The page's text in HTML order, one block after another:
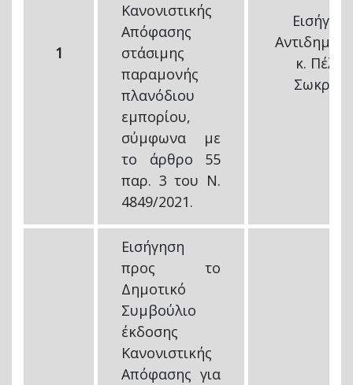
1
Κανονιστικής
Απόφασης
στάσιμης
παραμονής
πλανόδιου
εμπορίου,
σύμφωνα με
το άρθρο 55
παρ. 3 του Ν.
4849/2021.
κ. Πέλκα
Εισήγηση
προς το
Δημοτικό
Συμβούλιο
έκδοσης
Κανονιστικής
Απόφασης για